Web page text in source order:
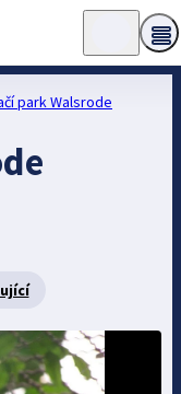
park Walsrode